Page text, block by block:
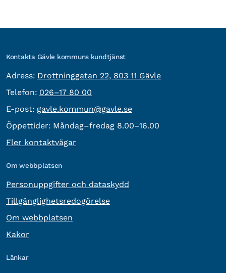
Kontakta Gävle kommuns kundtjänst
Adress: besöksadress:
Drottninggatan 22, 803 11 Gävle
Telefon: Telefon:
026–17 80 00
E-post: E-post:
gavle.kommun@gavle.se
Öppettider: Måndag–fredag 8.00–16.00
Fler kontaktvägar
Om webbplatsen
Personuppgifter och dataskydd
Tillgänglighetsredogörelse
Om webbplatsen
Kakor
Länkar